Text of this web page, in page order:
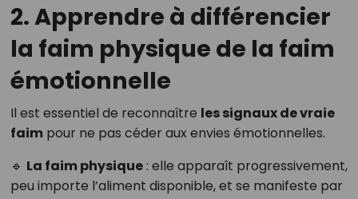
2. Apprendre à différencier
la faim physique de la faim
émotionnelle
Il est essentiel de reconnaître les signaux de vraie
faimpour ne pas céder aux envies émotionnelles.
🔹 La faim physique: elle apparaît progressivement,
peu importe l’aliment disponible, et se manifeste par